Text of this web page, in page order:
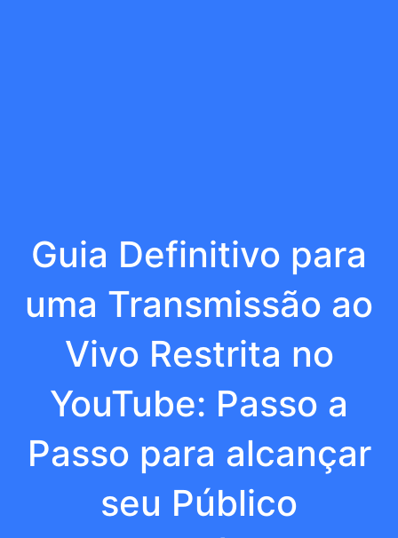
Guia Definitivo para
uma Transmissão ao
Vivo Restrita no
YouTube: Passo a
Passo para alcançar
seu Público